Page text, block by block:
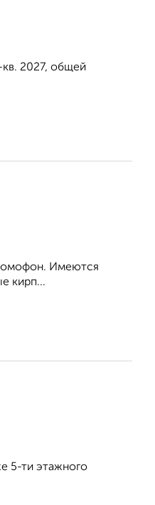
кв. 2027, общей
Имеются
кирп...
5-ти этажного